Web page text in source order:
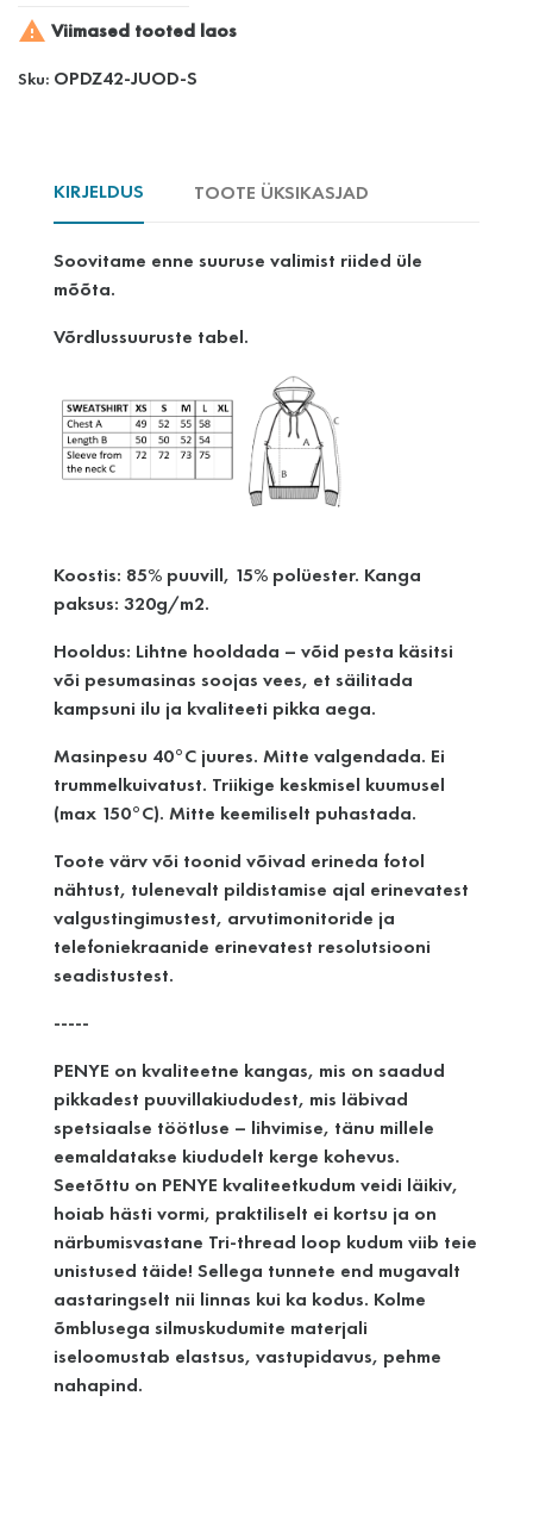
 Viimased tooted laos
Sku: OPDZ42-JUOD-S
KIRJELDUS TOOTE ÜKSIKASJAD
Soovitame enne suuruse valimist riided üle
mõõta.
Võrdlussuuruste tabel.
Koostis: 85% puuvill, 15% polüester. Kanga
paksus: 320g/m2.
Hooldus: Lihtne hooldada – võid pesta käsitsi
või pesumasinas soojas vees, et säilitada
kampsuni ilu ja kvaliteeti pikka aega.
Masinpesu 40°C juures. Mitte valgendada. Ei
trummelkuivatust. Triikige keskmisel kuumusel
(max 150°C). Mitte keemiliselt puhastada.
Toote värv või toonid võivad erineda fotol
nähtust, tulenevalt pildistamise ajal erinevatest
valgustingimustest, arvutimonitoride ja
telefoniekraanide erinevatest resolutsiooni
seadistustest.
-----
PENYE on kvaliteetne kangas, mis on saadud
pikkadest puuvillakiududest, mis läbivad
spetsiaalse töötluse – lihvimise, tänu millele
eemaldatakse kiududelt kerge kohevus.
Seetõttu on PENYE kvaliteetkudum veidi läikiv,
hoiab hästi vormi, praktiliselt ei kortsu ja on
närbumisvastane Tri-thread loop kudum viib teie
unistused täide! Sellega tunnete end mugavalt
aastaringselt nii linnas kui ka kodus. Kolme
õmblusega silmuskudumite materjali
iseloomustab elastsus, vastupidavus, pehme
nahapind.